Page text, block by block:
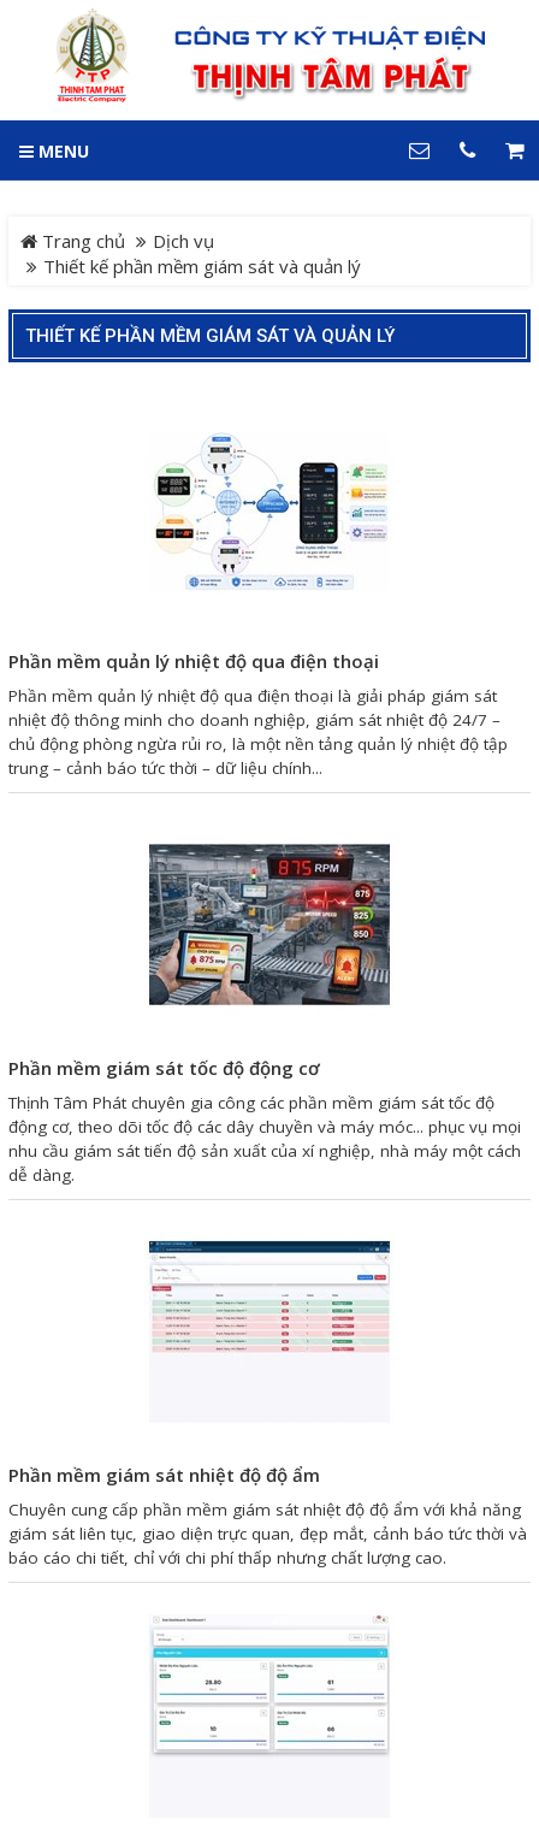
MENU
Trang chủ
Dịch vụ
Thiết kế phần mềm giám sát và quản lý
THIẾT KẾ PHẦN MỀM GIÁM SÁT VÀ QUẢN LÝ
Phần mềm quản lý nhiệt độ qua điện thoại
Phần mềm quản lý nhiệt độ qua điện thoại là giải pháp giám sát
nhiệt độ thông minh cho doanh nghiệp, giám sát nhiệt độ 24/7 –
chủ động phòng ngừa rủi ro, là một nền tảng quản lý nhiệt độ tập
trung – cảnh báo tức thời – dữ liệu chính...
Phần mềm giám sát tốc độ động cơ
Thịnh Tâm Phát chuyên gia công các phần mềm giám sát tốc độ
động cơ, theo dõi tốc độ các dây chuyền và máy móc... phục vụ mọi
nhu cầu giám sát tiến độ sản xuất của xí nghiệp, nhà máy một cách
dễ dàng.
Phần mềm giám sát nhiệt độ độ ẩm
Chuyên cung cấp phần mềm giám sát nhiệt độ độ ẩm với khả năng
giám sát liên tục, giao diện trực quan, đẹp mắt, cảnh báo tức thời và
báo cáo chi tiết, chỉ với chi phí thấp nhưng chất lượng cao.
Trang chủ
Sản phẩm
Hệ thống điều khiển giám
sát và thu thập dữ liệu
Giải pháp quản lý bằng mã
Bảng LED điện tử
Bảng điện tử năng suất
Bảng Led hiển thị nhiệt độ
độ ẩm
Máy dò kim loại
Màn hình cảm ứng HMI
PLC - Bộ lập trình PLC
Motor Servo / Driver Servo
Cáp lập trình PLC - HMI -
Thiết bị thu thập dữ liệu,
truyền và lưu trữ dữ liệu
Thiết bị điều khiển và giám
Thiết bị đo lường - Cảm biến
Bộ điều khiển nhiệt độ
Bộ đếm - Bộ hẹn giờ
Đồng hồ đo đa năng
Phụ kiện lắp tủ điện
GIỎ HÀNG
LIÊN HỆ
0909 199 102
Địa chỉ
64 đường 24, KDC Hiệp
0909 199 102
COPYRIGHT 2018. ALL RIGHTS RESERVED